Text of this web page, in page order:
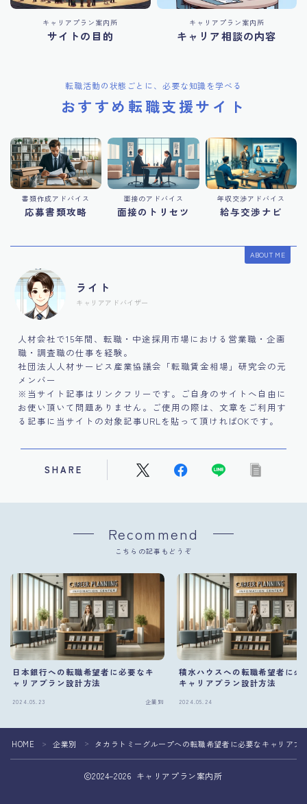
キャリアプラン案内所
サイトの目的
キャリアプラン案内所
キャリア相談の内容
転職活動の状態ごとに、必要な知識を学べる
おすすめ転職支援サイト
書類作成アドバイス
応募書類攻略
面接のアドバイス
面接のトリセツ
年収交渉アドバイス
給与交渉ナビ
ABOUT ME
ライト
キャリアアドバイザー
人材会社で15年間、転職・中途採用市場における営業職・企画
職・調査職の仕事を経験。
社団法人人材サービス産業協議会「転職賃金相場」研究会の元
メンバー
※当サイト記事はリンクフリーです。ご自身のサイトへ自由に
お使い頂いて問題ありません。ご使用の際は、文章をご利用す
る記事に当サイトの対象記事URLを貼って頂ければOKです。
SHARE
Recommend
こちらの記事もどうぞ
日本銀行への転職希望者に必要なキ
ャリアプラン設計方法
2024.05.23 企業別
積水ハウスへの転職希望者に必
キャリアプラン設計方法
2024.05.24
HOME ＞ 企業別 ＞ タカラトミーグループへの転職希望者に必要なキャリアプ
2024–2026 キャリアプラン案内所